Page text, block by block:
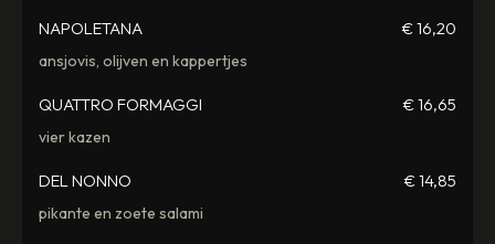
NAPOLETANA € 16,20
ansjovis, olijven en kappertjes
QUATTRO FORMAGGI € 16,65
vier kazen
DEL NONNO € 14,85
pikante en zoete salami